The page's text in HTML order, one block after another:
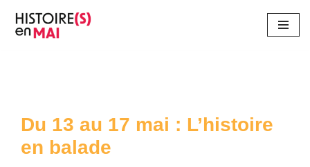
Aller
Du 13 au 17 mai : L’histoire
en balade